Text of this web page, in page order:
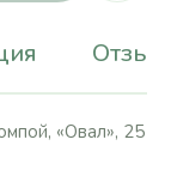
«Овал», 25